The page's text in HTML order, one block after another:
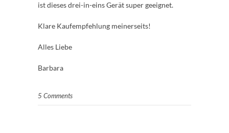
ist dieses drei-in-eins Gerät super geeignet.
Klare Kaufempfehlung meinerseits!
Alles Liebe
Barbara
5 Comments